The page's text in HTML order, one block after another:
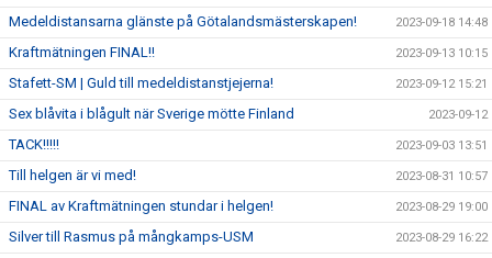
Medeldistansarna glänste på Götalandsmästerskapen! 2023-09-18 14:48
Kraftmätningen FINAL!! 2023-09-13 10:15
Stafett-SM | Guld till medeldistanstjejerna! 2023-09-12 15:21
Sex blåvita i blågult när Sverige mötte Finland 2023-09-12
TACK!!!!! 2023-09-03 13:51
Till helgen är vi med! 2023-08-31 10:57
FINAL av Kraftmätningen stundar i helgen! 2023-08-29 19:00
Silver till Rasmus på mångkamps-USM 2023-08-29 16:22